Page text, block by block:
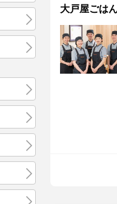
大戸屋ごは